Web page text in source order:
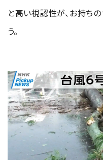
と高い視認性が、お持ち
う。